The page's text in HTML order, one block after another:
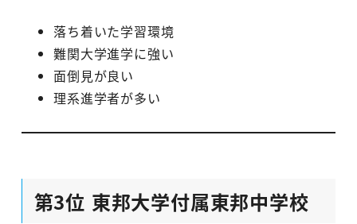
落ち着いた学習環境
難関大学進学に強い
面倒見が良い
理系進学者が多い
第3位 東邦大学付属東邦中学校